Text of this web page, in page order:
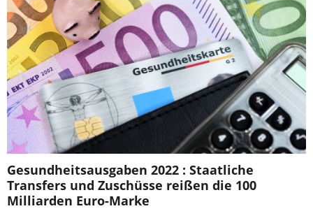
Gesundheitsausgaben 2022 : Staatliche
Transfers und Zuschüsse reißen die 100
Milliarden Euro-Marke